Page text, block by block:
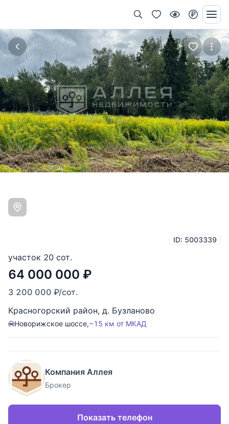
ID: 5003339
участок 20 сот.
64 000 000 ₽
3 200 000 ₽/сот.
Красногорский район, д. Бузланово
Новорижское шоссе,~15 км от МКАД
Компания Аллея
Брокер
Показать телефон